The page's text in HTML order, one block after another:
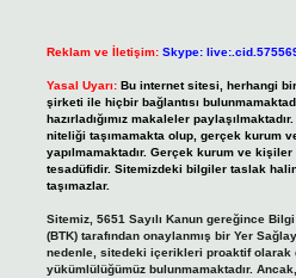
Reklam ve İletişim: Skype:
Yasal Uyarı: Bu internet sitesi, herhangi
şirketi ile hiçbir bağlantısı
hazırladığımız makaleler
niteliği taşımamakta olup, gerçek kurum
yapılmamaktadır. Gerçek kurum ve
tesadüfidir. Sitemizdeki bilgiler taslak
taşımazlar.
Sitemiz, 5651 Sayılı Kanun gereğince
(BTK) tarafından onaylanmış bir Yer
nedenle, sitedeki içerikleri proaktif olarak
yükümlülüğümüz bulunmamaktadır.